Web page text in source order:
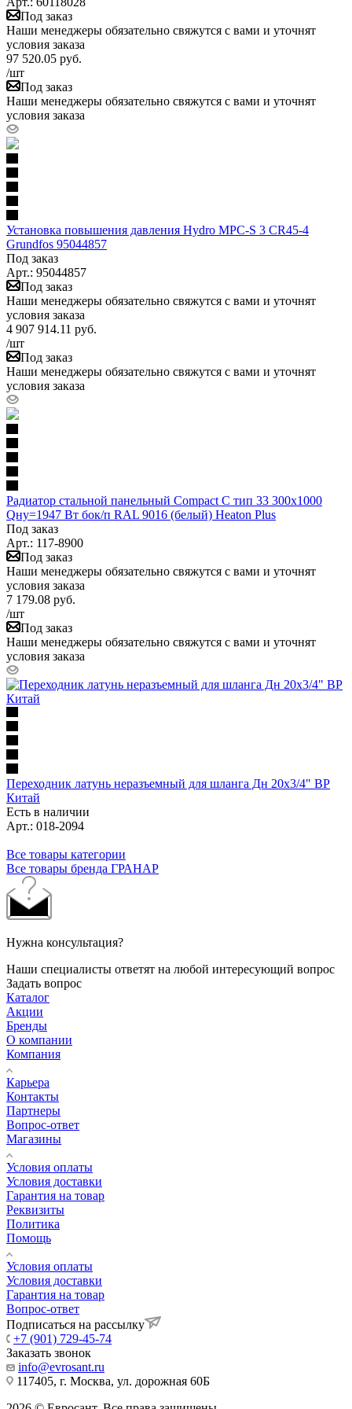
Под заказ
Наши менеджеры обязательно свяжутся с вами и уточнят
условия заказа
97 520.05 руб.
/шт
Под заказ
Наши менеджеры обязательно свяжутся с вами и уточнят
условия заказа
Установка повышения давления Hydro MPC-S 3 CR45-4
Grundfos 95044857
Под заказ
Арт.: 95044857
Под заказ
Наши менеджеры обязательно свяжутся с вами и уточнят
условия заказа
4 907 914.11 руб.
/шт
Под заказ
Наши менеджеры обязательно свяжутся с вами и уточнят
условия заказа
Радиатор стальной панельный Compact C тип 33 300х1000
Qну=1947 Вт бок/п RAL 9016 (белый) Heaton Plus
Под заказ
Арт.: 117-8900
Под заказ
Наши менеджеры обязательно свяжутся с вами и уточнят
условия заказа
7 179.08 руб.
/шт
Под заказ
Наши менеджеры обязательно свяжутся с вами и уточнят
условия заказа
Переходник латунь неразъемный для шланга Дн 20х3/4" ВР
Китай
Есть в наличии
Арт.: 018-2094
Все товары категории
Все товары бренда ГРАНАР
Нужна консультация?
Наши специалисты ответят на любой интересующий вопрос
Задать вопрос
Каталог
Акции
Бренды
О компании
Компания
Карьера
Контакты
Партнеры
Вопрос-ответ
Магазины
Условия оплаты
Условия доставки
Гарантия на товар
Реквизиты
Политика
Помощь
Условия оплаты
Условия доставки
Гарантия на товар
Вопрос-ответ
Подписаться на рассылку
+7 (901) 729-45-74
Заказать звонок
info@evrosant.ru
117405, г. Москва, ул. дорожная 60Б